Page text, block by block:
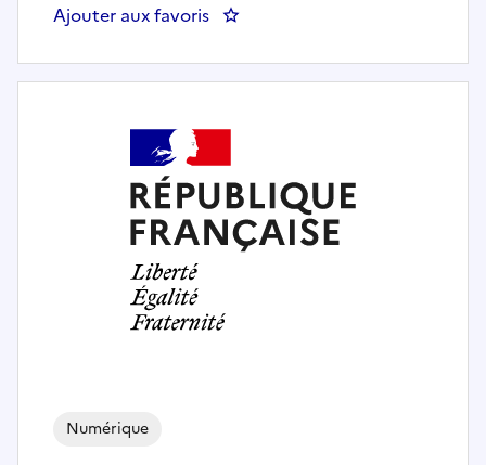
Ajouter aux favoris : Juriste commande publique
Numérique